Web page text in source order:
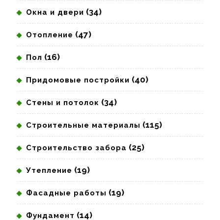
Окна и двери (34)
Отопление (47)
Пол (16)
Придомовые постройки (40)
Стены и потолок (34)
Строительные материалы (115)
Строительство забора (25)
Утепление (19)
Фасадные работы (19)
Фундамент (14)